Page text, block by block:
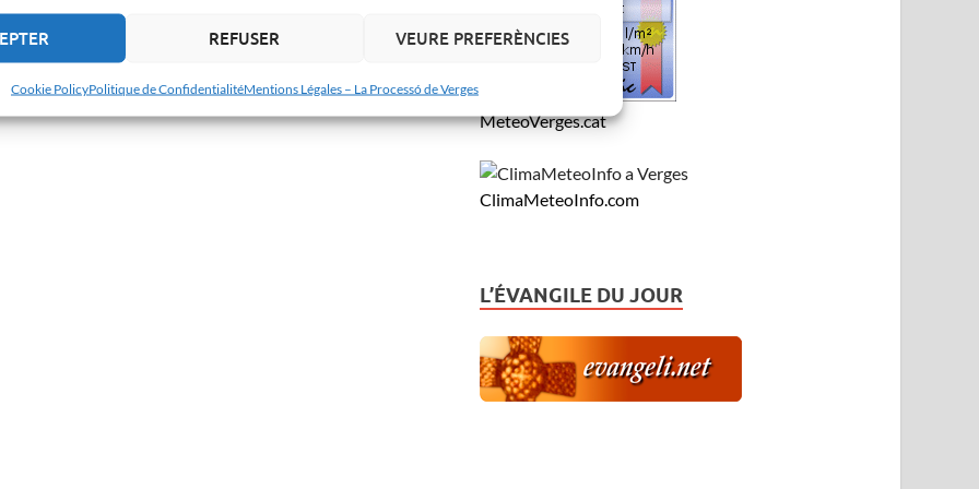
REFUSER VEURE PREFERÈNCIES
Cookie PolicyPolitique de ConfidentialitéMentions Légales – La Processó de Verges
MeteoVerges.cat
ClimaMeteoInfo.com
L’ÉVANGILE DU JOUR